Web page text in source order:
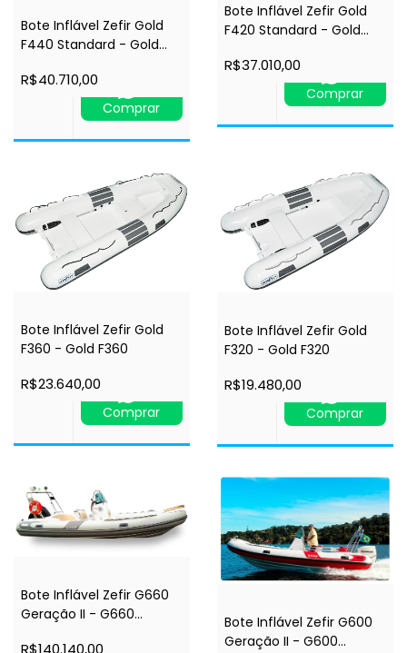
Bote Inflável Zefir Gold
F440 Standard - Gold
R$40.710,00
Comprar
Bote Inflável Zefir Gold
F420 Standard - Gold
R$37.010,00
Comprar
Bote Inflável Zefir Gold
F360 - Gold F360
R$23.640,00
Comprar
Bote Inflável Zefir Gold
F320 - Gold F320
R$19.480,00
Comprar
Bote Inflável Zefir G660
Geração II - G660
R$140.140,00
Bote Inflável Zefir G600
Geração II - G600